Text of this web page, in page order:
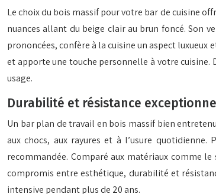
Le choix du bois massif pour votre bar de cuisine
nuances allant du beige clair au brun foncé. Son
prononcées, confère à la cuisine un aspect
et apporte une touche personnelle à votre
usage.
Durabilité et résistance
Un bar plan de travail en bois massif bien
aux chocs, aux rayures et à l’usure
recommandée. Comparé aux matériaux comme
compromis entre esthétique, durabilité et
intensive pendant plus de 20 ans.